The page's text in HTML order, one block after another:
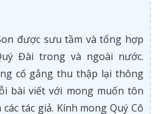
được sưu tầm và tổng hợp
Đài trong và ngoài nước.
cố gắng thu thập lại thông
bài viết với mong muốn tôn
tác giả. Kính mong Quý Cô